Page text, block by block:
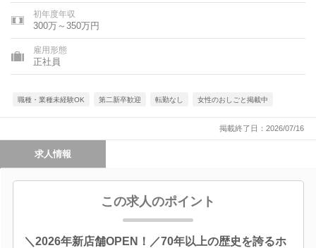
初年度年収
300万～350万円
雇用形態
正社員
職種・業種未経験OK 第二新卒歓迎 転勤なし 女性のおしごと掲載中
掲載終了日：2026/07/16
求人情報
この求人のポイント
＼2026年新店舗OPEN！／70年以上の歴史を誇るホ